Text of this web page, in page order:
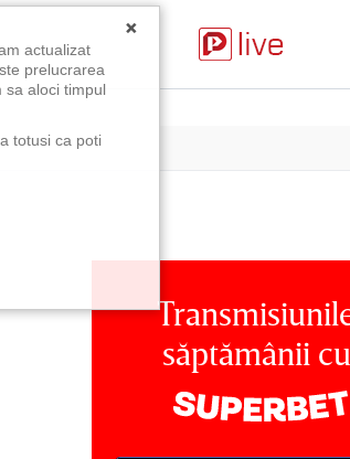
săptămânii cu
×
actualizat
prelucrarea
sa aloci timpul
totusi ca poti